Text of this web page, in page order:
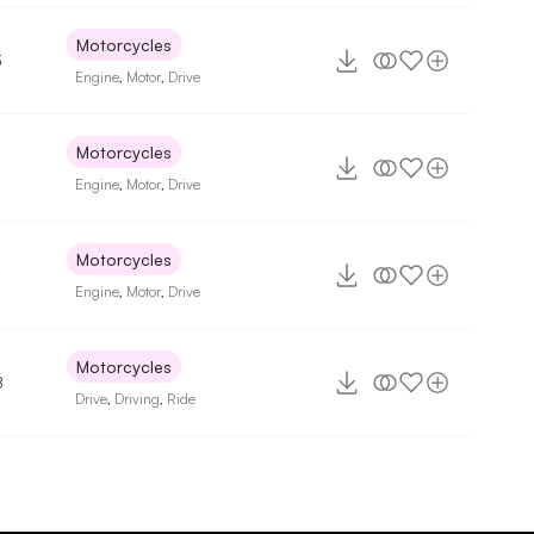
Motorcycles
Engine Motor Drive
Motorcycles
Engine Motor Drive
Motorcycles
Engine Motor Drive
Motorcycles
Drive Driving Ride